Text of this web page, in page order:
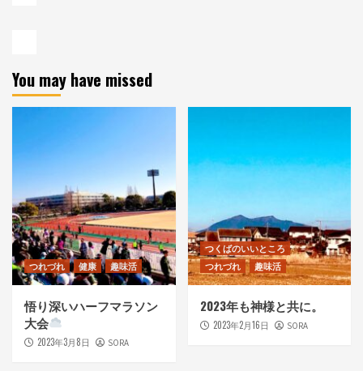
You may have missed
つれづれ 健康 趣味活
悟り深いハーフマラソン
大会
2023年3月8日 SORA
つくばのいいところ
つれづれ
趣味活
2023年も神様と共に。
2023年2月16日 SORA